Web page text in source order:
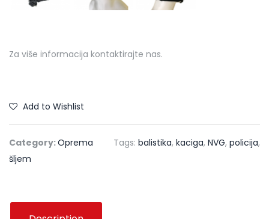
Za više informacija kontaktirajte nas.
Add to Wishlist
Category:Oprema Tags: balistika, kaciga, NVG, policija,
šljem